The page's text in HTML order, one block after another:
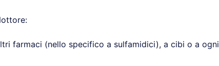
farmaci (nello specifico a sulfamidici), a cibi o a ogni